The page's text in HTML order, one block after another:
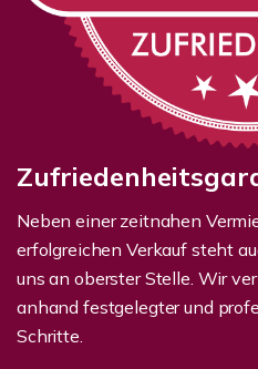
Neben einer zeitnahen
erfolgreichen Verkauf steht
uns an oberster Stelle. Wir
anhand festgelegter und
Schritte.